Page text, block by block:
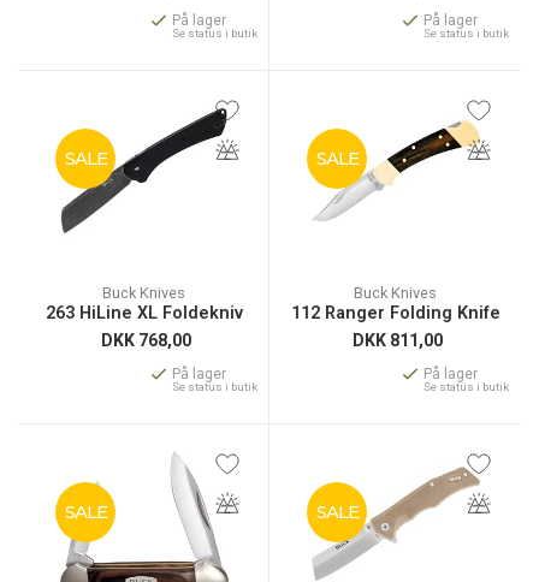
På lager
Se status i butik
På lager
Se status i butik
SALE
Buck Knives
263 HiLine XL Foldekniv
DKK 768,00
På lager
Se status i butik
SALE
Buck Knives
112 Ranger Folding Knife
DKK 811,00
På lager
Se status i butik
SALE SALE